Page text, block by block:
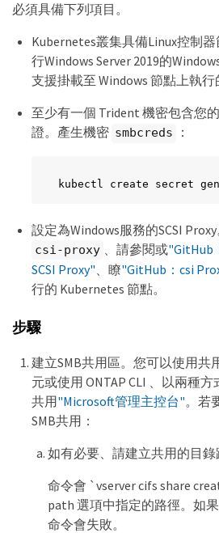
必須具備下列項目。
Kubernetes叢集具備Linux控制
行Windows Server 2019的
支援掛載至 Windows 節點上執行
至少有一個 Trident 機密包含您
證。產生機密 smbcreds ：
kubectl create secret
設定為Windows服務的SCSI
csi-proxy 、請參閱或"GitHub
SCSI Proxy"、瞭"GitHub：csi
行的 Kubernetes 節點。
步驟
建立SMB共用區。您可以使用共
元或使用 ONTAP CLI 、以兩種
共用"Microsoft管理主控台"。若
SMB共用：
如有必要、請建立共用的目錄
命令會 `vserver cifs share
path 選項中指定的路徑。如
命令會失敗。